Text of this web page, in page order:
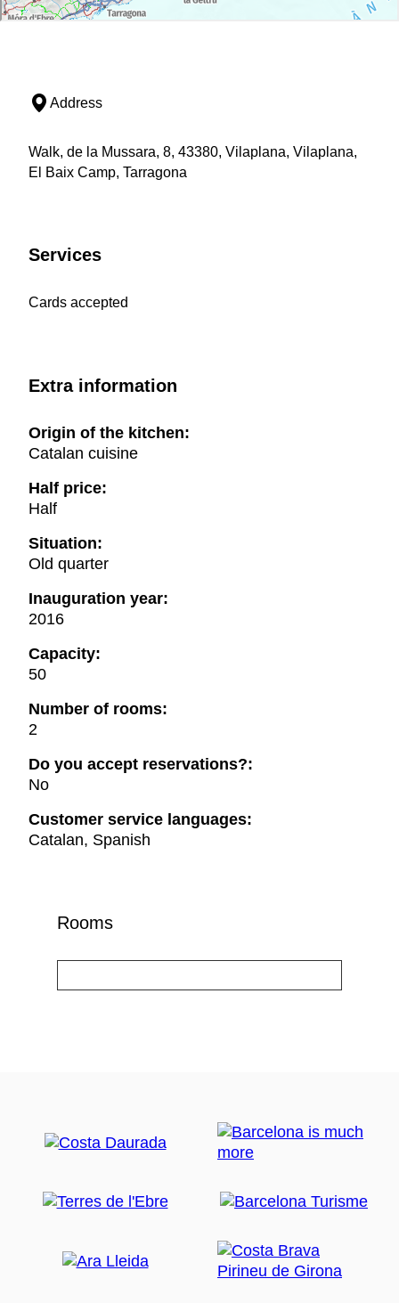
Address
Walk, de la Mussara, 8, 43380, Vilaplana, Vilaplana,
El Baix Camp, Tarragona
Services
Cards accepted
Extra information
Origin of the kitchen:
Catalan cuisine
Half price:
Half
Situation:
Old quarter
Inauguration year:
2016
Capacity:
50
Number of rooms:
2
Do you accept reservations?:
No
Customer service languages:
Catalan, Spanish
Rooms